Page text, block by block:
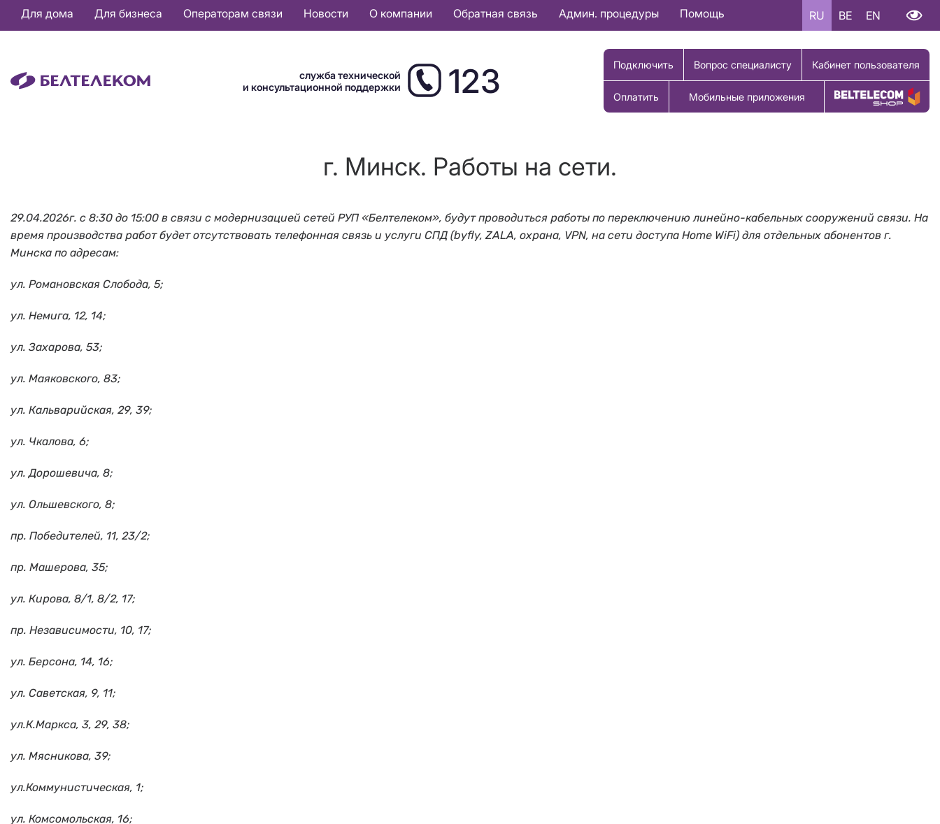
Основная
навигация
Для дома Для бизнеса Операторам связи Новости О компании Обратная связь Админ. процедуры Помощь RU BE EN
служба технической
и консультационной поддержки
123 Подключить Вопрос специалисту Кабинет пользователя
Оплатить Мобильные приложения Купить товар
г. Минск. Работы на сети.
29.04.2026г. с 8:30 до 15:00 в связи с модернизацией сетей РУП «Белтелеком», будут проводиться работы по переключению линейно-кабельных сооружений связи. На
время производства работ будет отсутствовать телефонная связь и услуги СПД (byfly, ZALA, охрана, VPN, на сети доступа Home WiFi) для отдельных абонентов г.
Минска по адресам:
ул. Романовская Слобода, 5;
ул. Немига, 12, 14;
ул. Захарова, 53;
ул. Маяковского, 83;
ул. Кальварийская, 29, 39;
ул. Чкалова, 6;
ул. Дорошевича, 8;
ул. Ольшевского, 8;
пр. Победителей, 11, 23/2;
пр. Машерова, 35;
ул. Кирова, 8/1, 8/2, 17;
пр. Независимости, 10, 17;
ул. Берсона, 14, 16;
ул. Саветская, 9, 11;
ул.К.Маркса, 3, 29, 38;
ул. Мясникова, 39;
ул.Коммунистическая, 1;
ул. Комсомольская, 16;